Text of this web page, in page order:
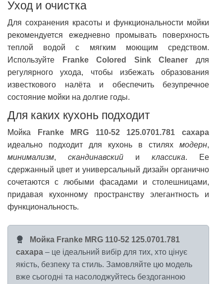
Уход и очистка
Для сохранения красоты и функциональности мойки
рекомендуется ежедневно промывать поверхность
теплой водой с мягким моющим средством.
Используйте
Franke Colored Sink Cleaner для
регулярного ухода, чтобы избежать образования
известкового налёта и обеспечить безупречное
состояние мойки на долгие годы.
Для каких кухонь подходит
Мойка
Franke MRG 110-52 125.0701.781 сахара
идеально подходит для кухонь в стилях модерн,
минимализм, скандинавский и классика. Ее
сдержанный цвет и универсальный дизайн органично
сочетаются с любыми фасадами и столешницами,
придавая кухонному пространству элегантность и
функциональность.
Мойка Franke MRG 110-52 125.0701.781
сахара – це ідеальний вибір для тих, хто цінує
якість, безпеку та стиль. Замовляйте цю модель
вже сьогодні та насолоджуйтесь бездоганною